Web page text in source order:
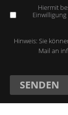
Hiermit
Hinweis: Sie
Mail an